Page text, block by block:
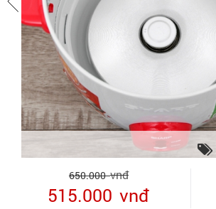
650.000vnđ
515.000 vnđ